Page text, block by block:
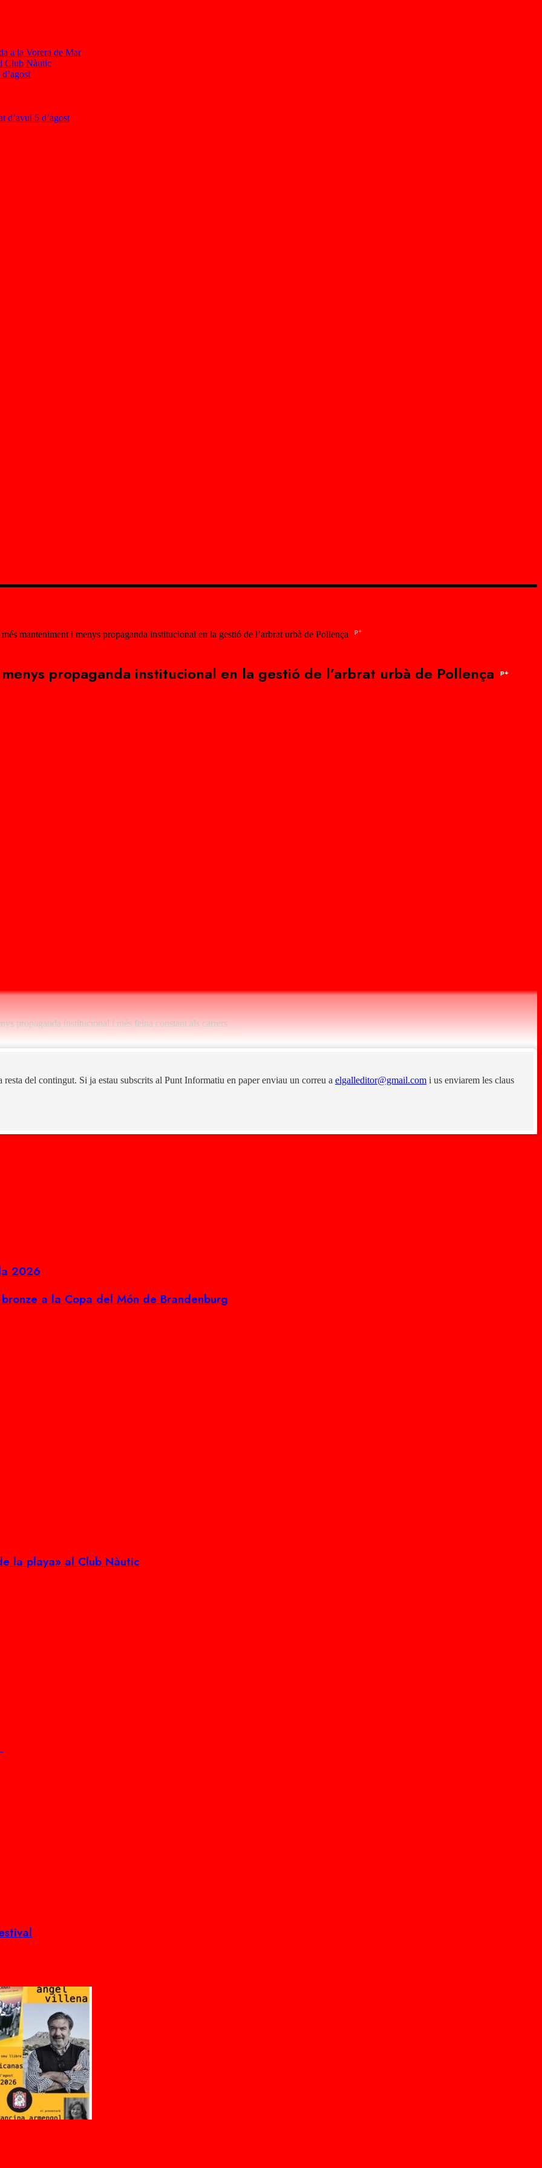
a la Vorera de Mar
Club Nàutic
d’avui 5 d’agost
manteniment i menys propaganda institucional en la gestió de l’arbrat urbà de Pollença p+
propaganda institucional en la gestió de l’arbrat urbà de Pollença p+
propaganda institucional i més feina constant als carrers. . .
del contingut. Si ja estau subscrits al Punt Informatiu en paper enviau un correu a elgalleditor@gmail.com i us enviarem les claus
2026
a la Copa del Món de Brandenburg
la playa» al Club Nàutic